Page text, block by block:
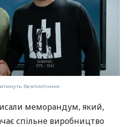
безпілотники
меморандум, який,
спільне виробництво